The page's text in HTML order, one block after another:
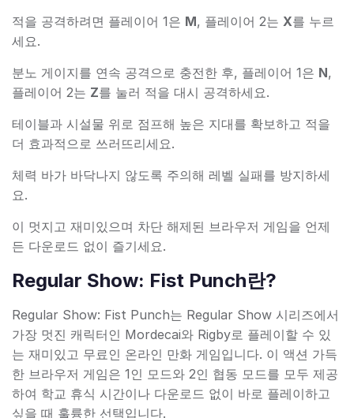
적을 공격하려면 플레이어 1은 M, 플레이어 2는 X를 누르
세요.
분노 게이지를 연속 공격으로 충전한 후, 플레이어 1은 N,
플레이어 2는 Z를 눌러 적을 대시 공격하세요.
테이블과 시설물 위로 점프해 높은 지대를 확보하고 적을
더 효과적으로 쓰러뜨리세요.
체력 바가 바닥나지 않도록 주의해 레벨 실패를 방지하세
요.
이 멋지고 재미있으며 차단 해제된 브라우저 게임을 언제
든 다운로드 없이 즐기세요.
Regular Show: Fist Punch란?
Regular Show: Fist Punch는 Regular Show 시리즈에서
가장 멋진 캐릭터인 Mordecai와 Rigby로 플레이할 수 있
는 재미있고 무료인 온라인 만화 게임입니다. 이 액션 가득
한 브라우저 게임은 1인 모드와 2인 협동 모드를 모두 제공
하여 학교 휴식 시간이나 다운로드 없이 바로 플레이하고
싶을 때 훌륭한 선택입니다.